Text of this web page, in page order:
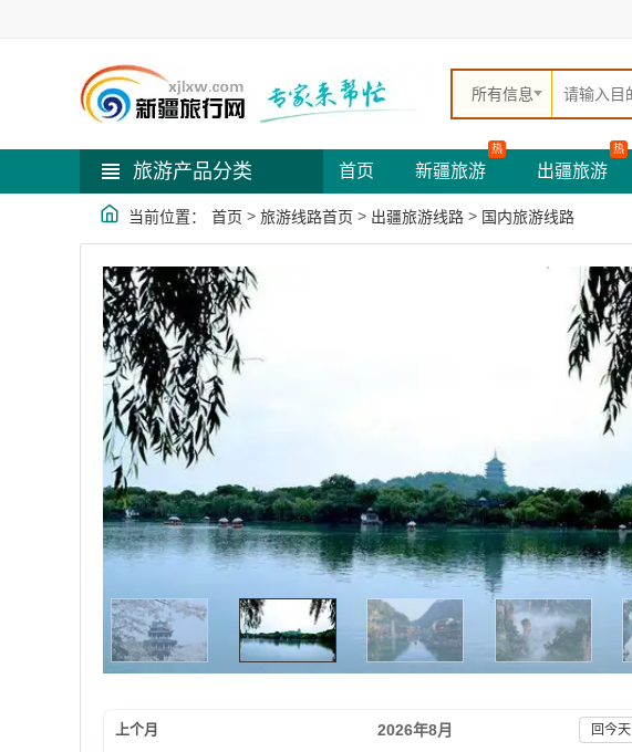
所有信息
旅游产品分类 首页 新疆旅游
热
出疆旅游
热
当前位置： 首页 > 旅游线路首页 > 出疆旅游线路 > 国内旅游线路
2026年8月 回今天
上个月